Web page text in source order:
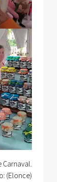
Carnaval.
(Elonce)